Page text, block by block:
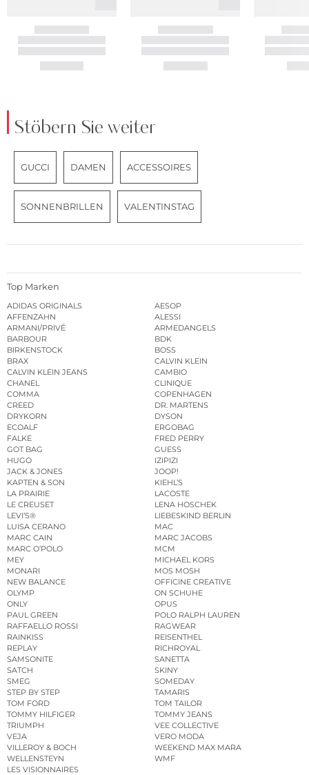
Stöbern Sie weiter
GUCCI DAMEN ACCESSOIRES
SONNENBRILLEN VALENTINSTAG
Top Marken
ADIDAS ORIGINALS
AESOP
AFFENZAHN
ALESSI
ARMANI/PRIVÉ
ARMEDANGELS
BARBOUR
BDK
BIRKENSTOCK
BOSS
BRAX
CALVIN KLEIN
CALVIN KLEIN JEANS
CAMBIO
CHANEL
CLINIQUE
COMMA
COPENHAGEN
CREED
DR. MARTENS
DRYKORN
DYSON
ECOALF
ERGOBAG
FALKE
FRED PERRY
GOT BAG
GUESS
HUGO
IZIPIZI
JACK & JONES
JOOP!
KAPTEN & SON
KIEHL’S
LA PRAIRIE
LACOSTE
LE CREUSET
LENA HOSCHEK
LEVI’S®
LIEBESKIND BERLIN
LUISA CERANO
MAC
MARC CAIN
MARC JACOBS
MARC O’POLO
MCM
MEY
MICHAEL KORS
MONARI
MOS MOSH
NEW BALANCE
OFFICINE CREATIVE
OLYMP
ON SCHUHE
ONLY
OPUS
PAUL GREEN
POLO RALPH LAUREN
RAFFAELLO ROSSI
RAGWEAR
RAINKISS
REISENTHEL
REPLAY
RICHROYAL
SAMSONITE
SANETTA
SATCH
SKINY
SMEG
SOMEDAY
STEP BY STEP
TAMARIS
TOM FORD
TOM TAILOR
TOMMY HILFIGER
TOMMY JEANS
TRIUMPH
VEE COLLECTIVE
VEJA
VERO MODA
VILLEROY & BOCH
WEEKEND MAX MARA
WELLENSTEYN
WMF
LES VISIONNAIRES